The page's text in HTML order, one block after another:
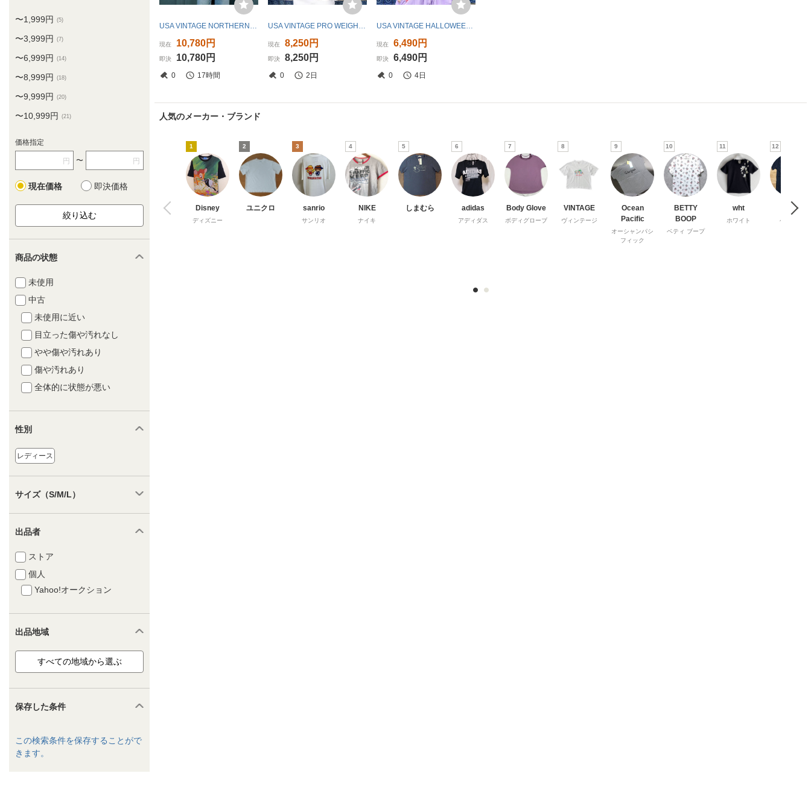
〜1,999円 (5)
〜3,999円 (7)
〜6,999円 (14)
〜8,999円 (18)
〜9,999円 (20)
〜10,999円 (21)
価格指定
円 〜 円
現在価格 即決価格
商品の状態
未使用
中古
未使用に近い
目立った傷や汚れなし
やや傷や汚れあり
傷や汚れあり
全体的に状態が悪い
性別
レディース
サイズ（S/M/L）
出品者
ストア
個人
Yahoo!オークション
出品地域
保存した条件
この検索条件を保存することがで
きます。
現在 10,780円
即決 10,780円
0 17時間
現在 8,250円
即決 8,250円
0 2日
現在 6,490円
即決 6,490円
0 4日
人気のメーカー・ブランド
1
Disney
ディズニー
2
ユニクロ
3
sanrio
サンリオ
4
NIKE
ナイキ
5
しまむら
6
adidas
アディダス
7
Body Glove
ボディグローブ
8
VINTAGE
ヴィンテージ
9
Ocean
Pacific
オーシャンパシ
フィック
10
BETTY
BOOP
ベティ ブープ
11
wht
ホワイト
12
Hanes
ヘインズ